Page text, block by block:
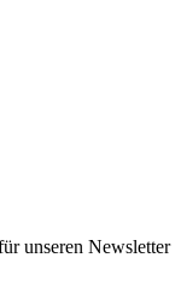
unseren Newsletter